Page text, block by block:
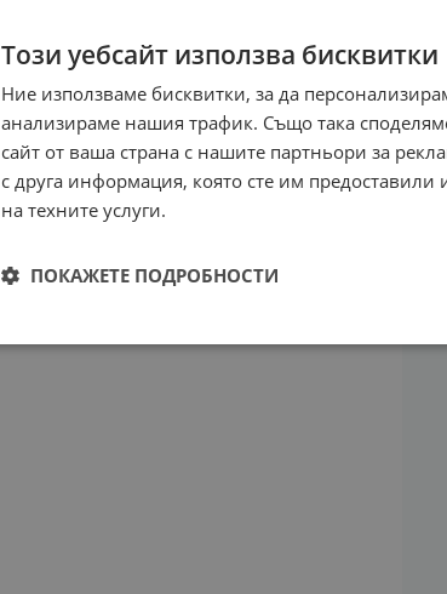
Този уебсайт използва бисквитки
Ние използваме бисквитки, за да
анализираме нашия трафик. Също така
сайт от ваша страна с нашите партньори за
с друга информация, която сте им
на техните услуги.
ПОКАЖЕТЕ ПОДРОБНОСТИ